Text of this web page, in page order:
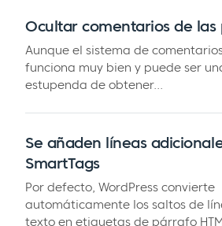
Ocultar comentarios de las
Aunque el sistema de
funciona muy bien y puede ser
estupenda de obtener...
Se añaden líneas
SmartTags
Por defecto, WordPress convierte
automáticamente los saltos de
texto en etiquetas de párrafo